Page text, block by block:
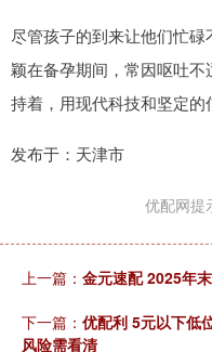
尽管孩子的到来让他们忙
颖在备孕期间，常因呕吐
持着，用现代科技和坚定的
发布于：天津市
优配网提
上一篇： 金元速配 2025年
下一篇： 优配利 5元以下低
风险需看清